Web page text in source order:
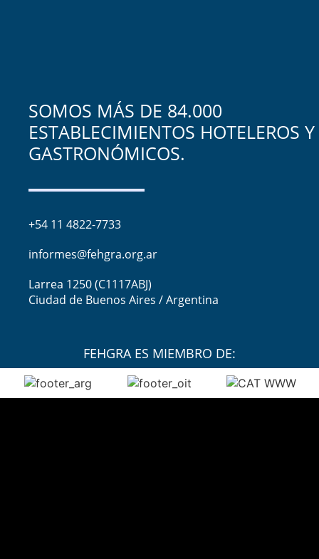
SOMOS MÁS DE 84.000
ESTABLECIMIENTOS HOTELEROS Y
GASTRONÓMICOS.
+54 11 4822-7733
informes@fehgra.org.ar
Larrea 1250 (C1117ABJ)
Ciudad de Buenos Aires / Argentina
FEHGRA ES MIEMBRO DE: